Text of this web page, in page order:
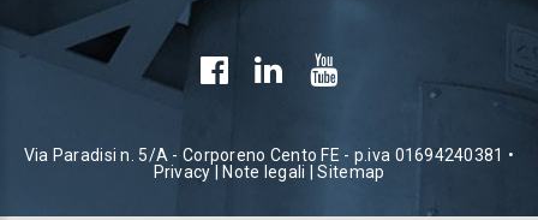
Via Paradisi n. 5/A - Corporeno Cento FE - p.iva 01694240381 •
Privacy
Note legali |Sitemap